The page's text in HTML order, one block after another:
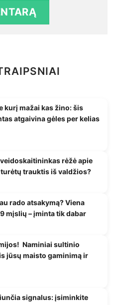
kurį mažai kas žino: šis
atgaivina gėles per kelias
rėžė apie
trauktis iš valdžios?
rado atsakymą? Viena
mįslių – įminta tik dabar
Naminiai sultinio
jūsų maisto gaminimą ir
signalus: įsiminkite